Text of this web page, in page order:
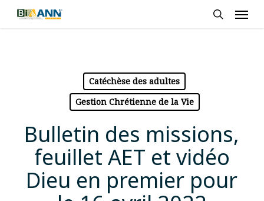
Skip
Catéchèse des adultes
Gestion Chrétienne de la Vie
Bulletin des missions,
feuillet AET et vidéo
Dieu en premier pour